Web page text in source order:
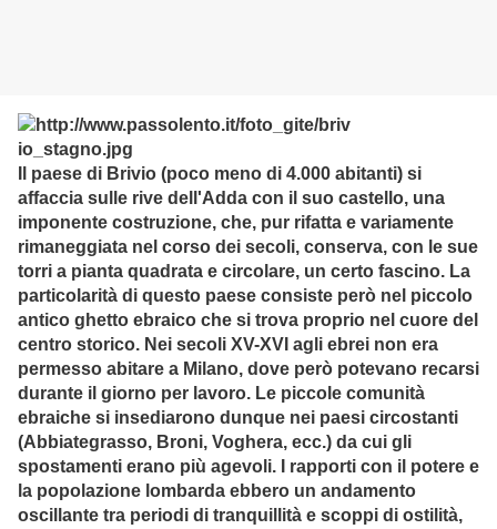
Il paese di Brivio (poco meno di 4.000 abitanti) si
affaccia sulle rive dell'Adda con il suo castello, una
imponente costruzione, che, pur rifatta e variamente
rimaneggiata nel corso dei secoli, conserva, con le sue
torri a pianta quadrata e circolare, un certo fascino. La
particolarità di questo paese consiste però nel piccolo
antico ghetto ebraico che si trova proprio nel cuore del
centro storico. Nei secoli XV-XVI agli ebrei non era
permesso abitare a Milano, dove però potevano recarsi
durante il giorno per lavoro. Le piccole comunità
ebraiche si insediarono dunque nei paesi circostanti
(Abbiategrasso, Broni, Voghera, ecc.) da cui gli
spostamenti erano più agevoli. I rapporti con il potere e
la popolazione lombarda ebbero un andamento
oscillante tra periodi di tranquillità e scoppi di ostilità,